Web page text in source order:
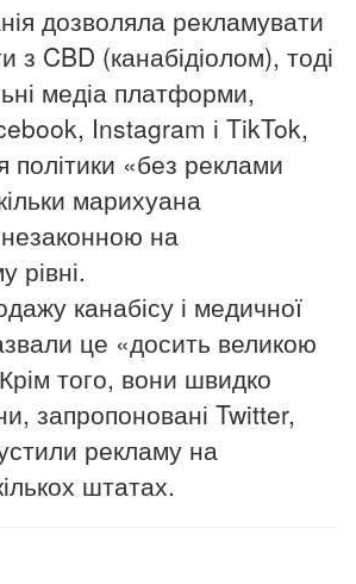
дозволяла рекламувати
з CBD (канабідіолом), тоді
медіа платформи,
Instagram і TikTok,
політики «без реклами
марихуана
на
рівні.
канабісу і медичної
це «досить великою
того, вони швидко
запропоновані Twitter,
рекламу на
штатах.